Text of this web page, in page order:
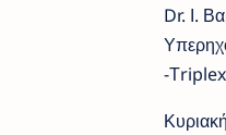
Dr. Ι.
-